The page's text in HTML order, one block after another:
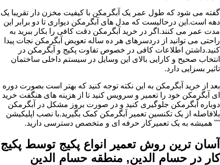
گفته می شود که طول عمر یک آبگرمکن با کیفیت مخزن دار تقریبا یک
دهه است.این درحالیست که مدل های آبگرمکن دیواری تا دو برابر این
مدت عمر می کنند.اگر در خرید آبگرمکن دقت کافی را بکار ببرید به
راحتی می توانید از دردسرهای هر ده ساله تعویض آبگرمکن نجات پیدا
کنید.داشتن اطلاعات کافی در خصوص تفاوت پکیج و آبگرمکن در
انتخاب صحیح و کارایی بالای این وسایل در سیستم داخلی ساختمان
تاثیر بسزایی دارد.
بعد از خرید آبگرمکن به این نکته توجه کنید که بهتر است بصورت دوره
ای آبگرمکن خود را تعمیر و سرویس کنید تا از هزینه های هنگفت خرید
دوباره آبگرمکن جلوگیری کنید و در صورت بروز مشکل در آبگرمکن
بلافاصله از یک تکنسین تعمیر آبگرمکن کمک بگیرید.با نصب اپلیکیشن
"" همیشه به یک تعمیرکار حرفه ای و متخصص دسترسی دارید.
آسان ترین روش تعمیر انواع پکیج توسط پکیج
کار در حسام الدین, منطقه حسام الدین